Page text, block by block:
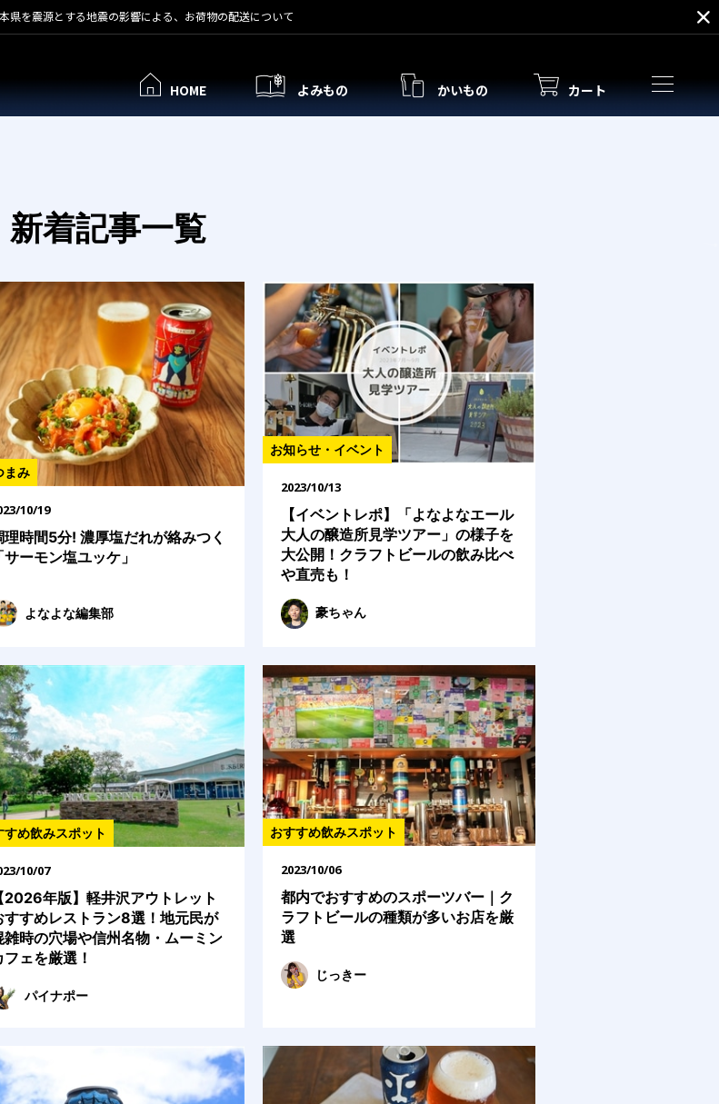
本県を震源とする地震の影響による、お荷物の配送について
HOME よみもの かいもの カート
新着記事一覧
まみ
10/19
理時間5分! 濃厚塩だれが絡みつく
サーモン塩ユッケ」
よなよな編集部
お知らせ・イベント
2023/10/13
【イベントレポ】「よなよなエール
大人の醸造所見学ツアー」の様子を
大公開！クラフトビールの飲み比べ
や直売も！
豪ちゃん
すめ飲みスポット
10/07
2026年版】軽井沢アウトレット
すすめレストラン8選！地元民が
雑時の穴場や信州名物・ムーミン
フェを厳選！
パイナポー
おすすめ飲みスポット
2023/10/06
都内でおすすめのスポーツバー｜ク
ラフトビールの種類が多いお店を厳
選
じっきー